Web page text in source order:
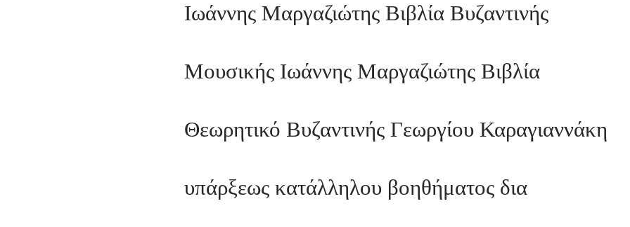
Ιωάννης Μαργαζιώτης Βιβλία Βυζαντινής
Μουσικής Ιωάννης Μαργαζιώτης Βιβλία
Θεωρητικό Βυζαντινής Γεωργίου Καραγιαννάκη
υπάρξεως κατάλληλου βοηθήματος δια